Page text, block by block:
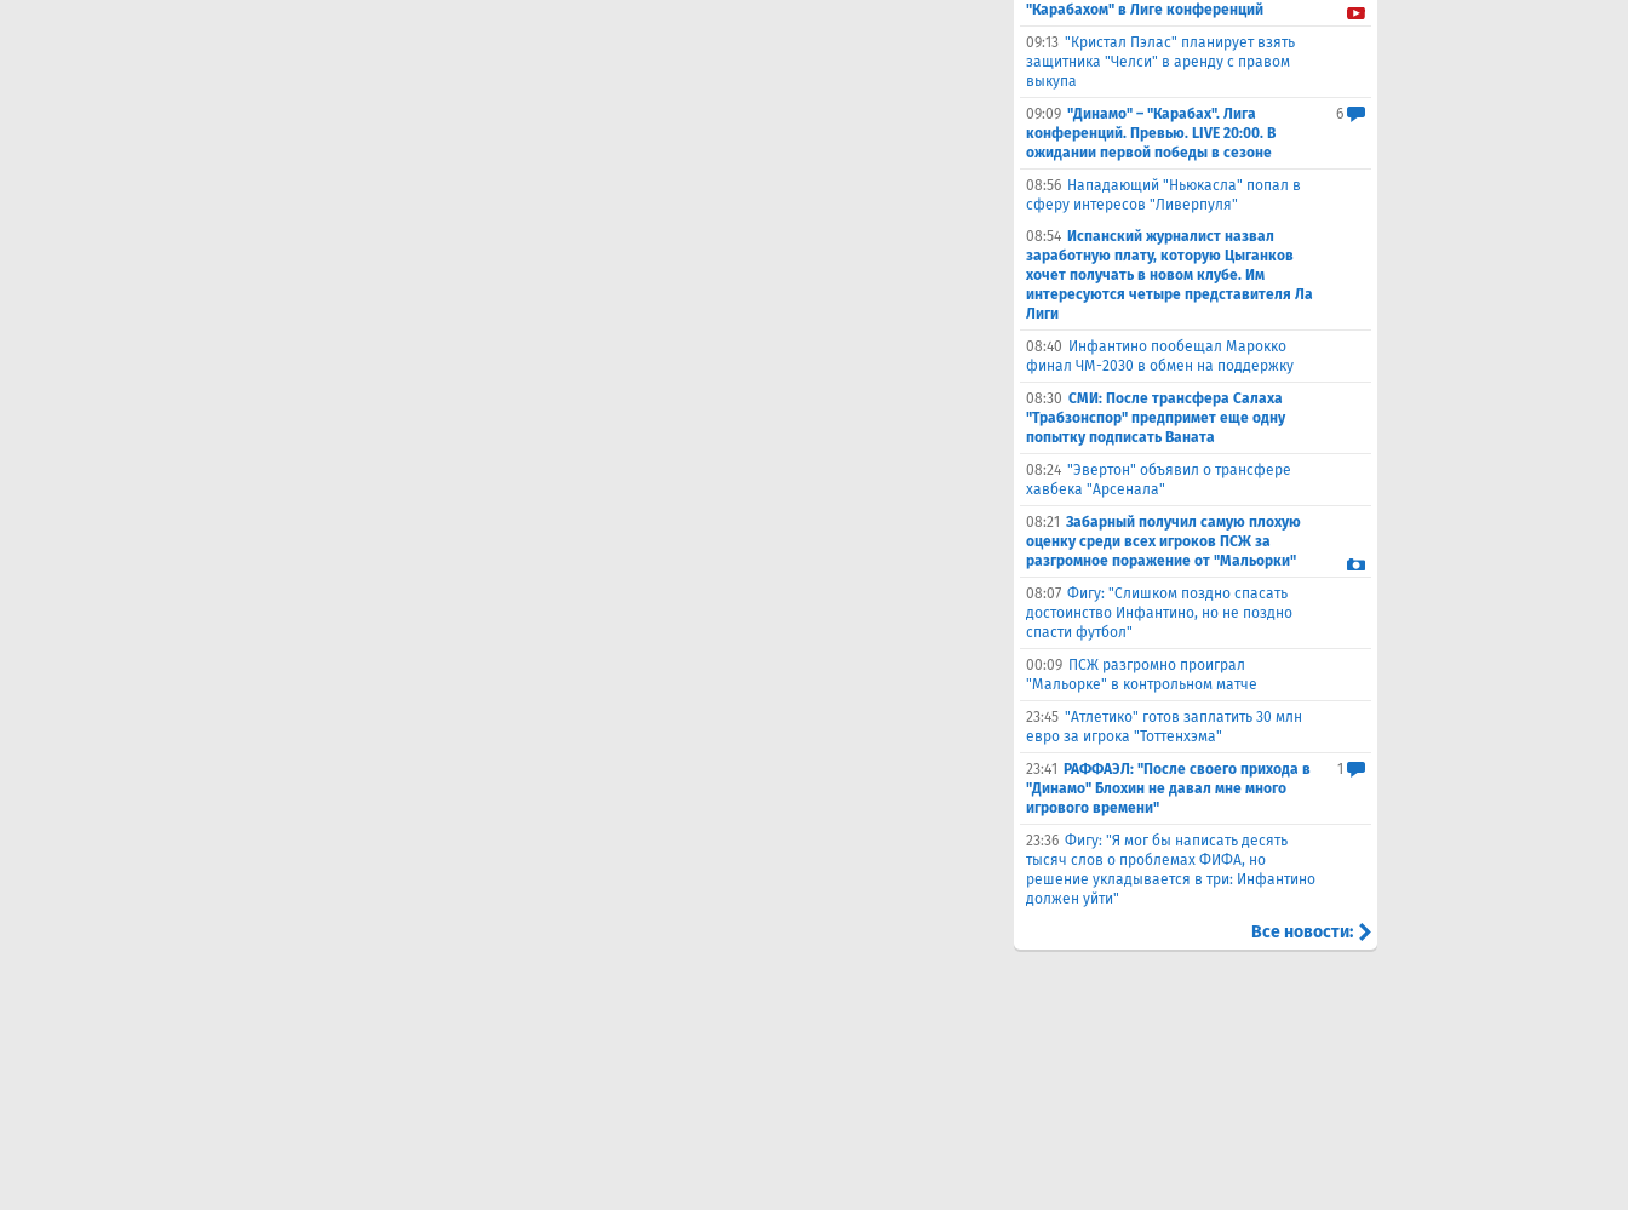
"Карабахом" в Лиге конференций
09:13 "Кристал Пэлас" планирует взять
защитника "Челси" в аренду с правом
выкупа
09:09 "Динамо" – "Карабах". Лига
конференций. Превью. LIVE 20:00. В
ожидании первой победы в сезоне
6
08:56 Нападающий "Ньюкасла" попал в
сферу интересов "Ливерпуля"
08:54 Испанский журналист назвал
заработную плату, которую Цыганков
хочет получать в новом клубе. Им
интересуются четыре представителя Ла
Лиги
08:40 Инфантино пообещал Марокко
финал ЧМ-2030 в обмен на поддержку
08:30 СМИ: После трансфера Салаха
"Трабзонспор" предпримет еще одну
попытку подписать Ваната
08:24 "Эвертон" объявил о трансфере
хавбека "Арсенала"
08:21 Забарный получил самую плохую
оценку среди всех игроков ПСЖ за
разгромное поражение от "Мальорки"
08:07 Фигу: "Слишком поздно спасать
достоинство Инфантино, но не поздно
спасти футбол"
00:09 ПСЖ разгромно проиграл
"Мальорке" в контрольном матче
23:45 "Атлетико" готов заплатить 30 млн
евро за игрока "Тоттенхэма"
23:41
РАФФАЭЛ: "После своего прихода в
"Динамо" Блохин не давал мне много
игрового времени"
1
23:36 Фигу: "Я мог бы написать десять
тысяч слов о проблемах ФИФА, но
решение укладывается в три: Инфантино
должен уйти"
Все новости: